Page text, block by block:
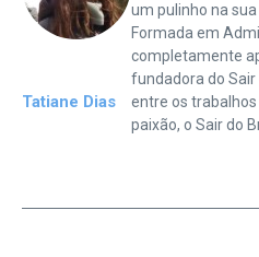
Tatiane Dias
um pulinho na
Formada em
completamente
fundadora do Sair
entre os trabalhos
paixão, o Sair do